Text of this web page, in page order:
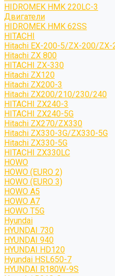
HIDROMEK HMK 220LC-3
Двигатели
HIDROMEK HMK 62SS
HITACHI
Hitachi EX-200-5/ZX-200/
Hitachi ZX 800
HITACHI ZX-330
Hitachi ZX120
Hitachi ZX200-3
Hitachi ZX200/210/230/240
HITACHI ZX240-3
HITACHI ZX240-5G
Hitachi ZX270/ZX330
Hitachi ZX330-3G/ZX330-5G
Hitachi ZX330-5G
HITACHI ZX330LC
HOWO
HOWO (EURO 2)
HOWO (EURO 3)
HOWO A5
HOWO A7
HOWO T5G
Hyundai
HYUNDAI 730
HYUNDAI 940
HYUNDAI HD120
Hyundai HSL650-7
HYUNDAI R180W-9S